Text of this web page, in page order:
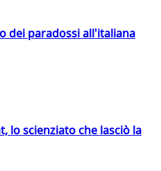
dei paradossi all'italiana
lo scienziato che lasciò la